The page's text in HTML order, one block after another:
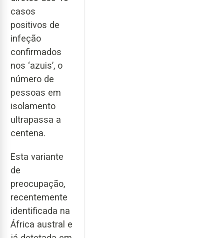
casos
positivos de
infeção
confirmados
nos ‘azuis’, o
número de
pessoas em
isolamento
ultrapassa a
centena.
Esta variante
de
preocupação,
recentemente
identificada na
África austral e